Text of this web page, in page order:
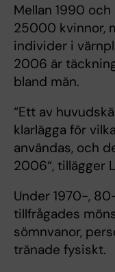
Mellan 1990
25000 kvinnor,
individer i
2006 är
bland män.
“Ett av
klarlägga för
användas, och
2006“, tillägger
Under 1970-,
tillfrågades
sömnvanor,
tränade fysiskt.